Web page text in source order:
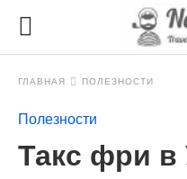
ГЛАВНАЯ ПОЛЕЗНОСТИ
Полезности
Такс фри в